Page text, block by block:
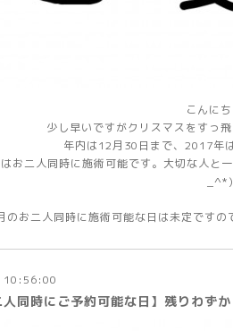
こんにち
少し早いですがクリスマスをすっ
年内は12月30日まで、2017年
お二人同時に施術可能です。大切な人と
_^*)
のお二人同時に施術可能な日は未定ですの
10:56:00
同時にご予約可能な日】残りわずか